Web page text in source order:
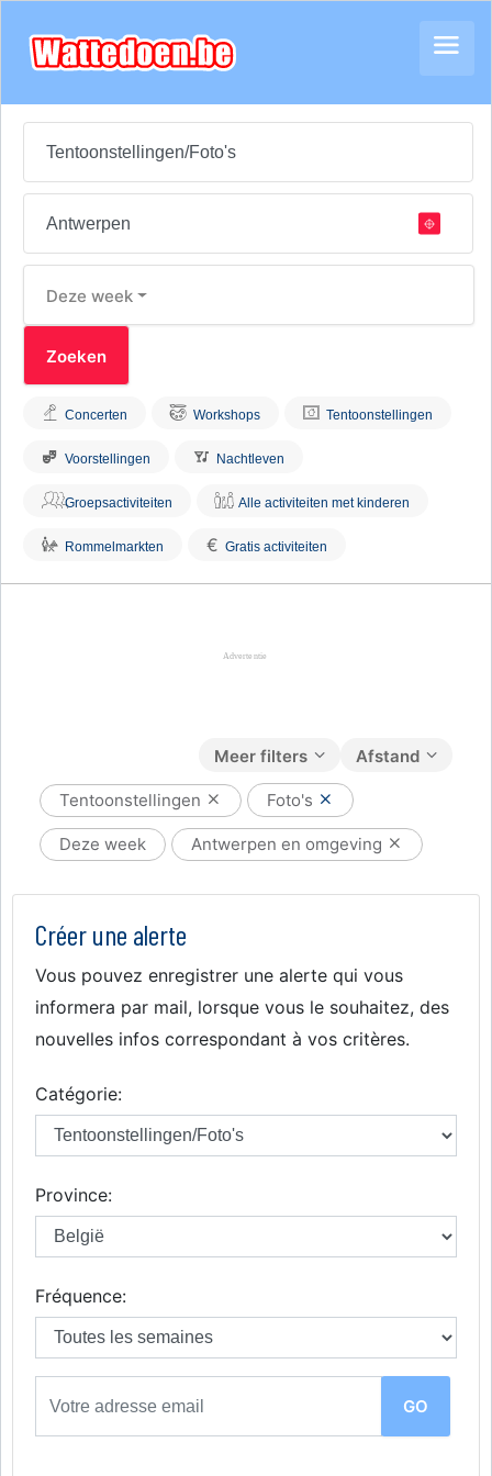
Deze week
Concerten Workshops Tentoonstellingen
Voorstellingen Nachtleven
Groepsactiviteiten Alle activiteiten met kinderen
Rommelmarkten € Gratis activiteiten
Afstand
Meer filters
Tentoonstellingen Foto's
Deze week Antwerpen en omgeving
Créer une alerte
Vous pouvez enregistrer une alerte qui vous
informera par mail, lorsque vous le souhaitez, des
nouvelles infos correspondant à vos critères.
Catégorie:
Province:
Fréquence: